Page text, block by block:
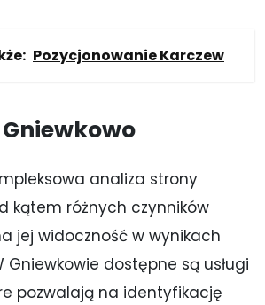
Pozycjonowanie Karczew
analiza strony
kątem różnych czynników
jej widoczność w wynikach
Gniewkowie dostępne są usługi
pozwalają na identyfikację